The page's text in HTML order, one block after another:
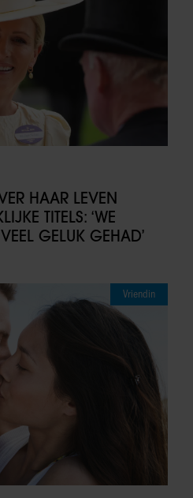
HAAR LEVEN
TITELS: ‘WE
GELUK GEHAD’
Vriendin